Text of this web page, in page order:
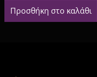
Προσθήκη στο καλάθι